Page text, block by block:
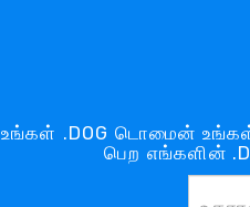
உங்கள் .DOG டொமைன் உங்கள்
பெற எங்களின்